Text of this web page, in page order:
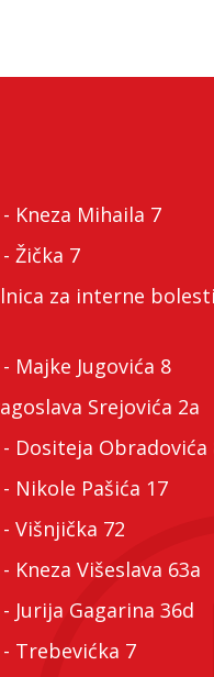
Kneza Mihaila 7
Žička 7
za interne
Majke Jugovića 8
Srejovića 2a
- Dositeja Obradovića
Nikole Pašića 17
Višnjička 72
Kneza Višeslava 63a
Jurija Gagarina 36d
- Trebevićka 7